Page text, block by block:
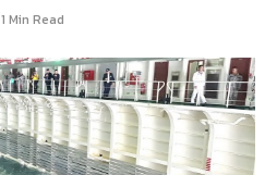
1 Min Read